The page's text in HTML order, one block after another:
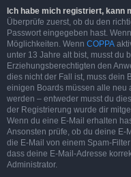
Ich habe mich registriert, kann
Überprüfe zuerst, ob du den
Passwort eingegeben hast.
Möglichkeiten. Wenn COPPA
unter 13 Jahre alt bist, musst du
Erziehungsberechtigten den
dies nicht der Fall ist, muss dein
einigen Boards müssen alle neu
werden – entweder musst du
der Registrierung wurde dir
Wenn du eine E-Mail erhalten
Ansonsten prüfe, ob du deine E-
die E-Mail von einem Spam-
dass deine E-Mail-Adresse
Administrator.